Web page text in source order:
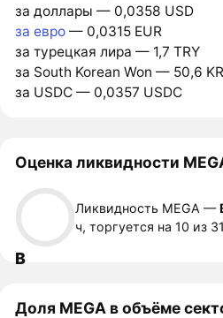
за доллары — 0,0358 USD
за евро — 0,0315 EUR
за турецкая лира — 1,7 TRY
за South Korean Won — 50,6
за USDC — 0,0357 USDC
Оценка ликвидности
B
Ликвидность MEGA —
ч, торгуется на 10 из
Доля MEGA в объёме